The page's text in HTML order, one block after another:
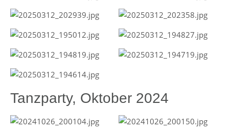
Tanzparty, Oktober 2024